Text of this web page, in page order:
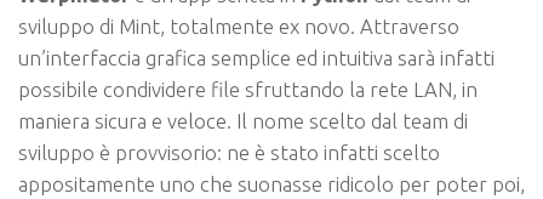
sviluppo di Mint, totalmente ex novo. Attraverso
un’interfaccia grafica semplice ed intuitiva sarà infatti
possibile condividere file sfruttando la rete LAN, in
maniera sicura e veloce. Il nome scelto dal team di
sviluppo è provvisorio: ne è stato infatti scelto
appositamente uno che suonasse ridicolo per poter poi,